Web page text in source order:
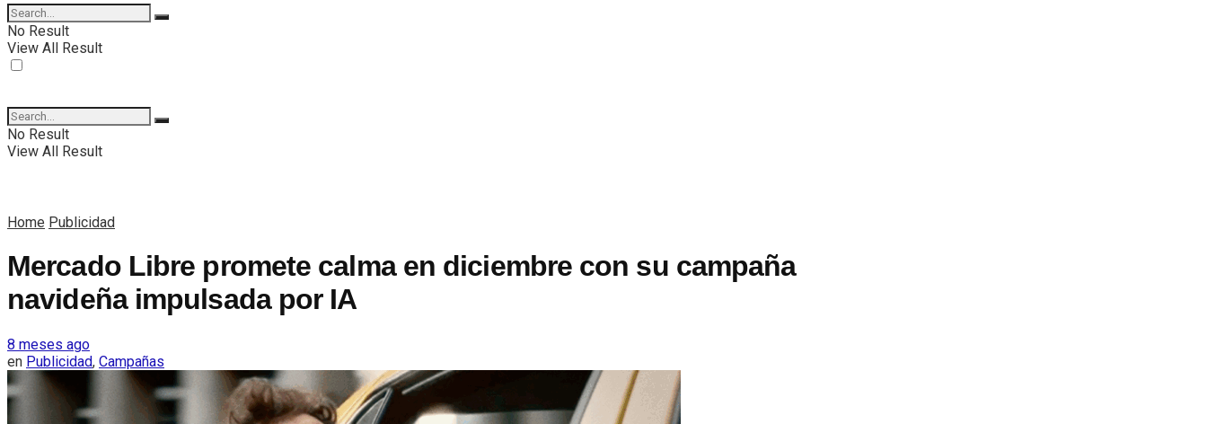
No Result
View All Result
No Result
View All Result
Home Publicidad
Mercado Libre promete calma en diciembre con su campaña
navideña impulsada por IA
8 meses ago
en Publicidad, Campañas